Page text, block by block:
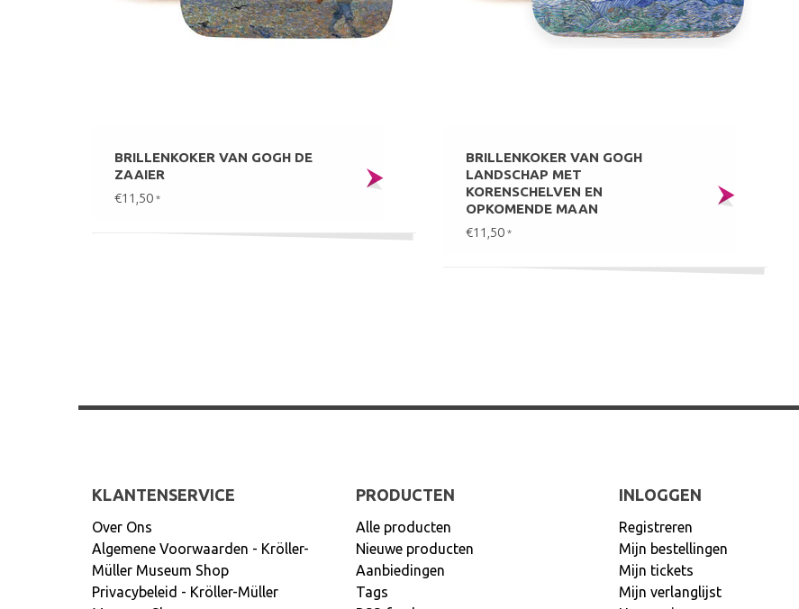
BRILLENKOKER VAN GOGH DE
ZAAIER
€11,50 *
BRILLENKOKER VAN GOGH
LANDSCHAP MET
KORENSCHELVEN EN
OPKOMENDE MAAN
€11,50 *
KLANTENSERVICE
Over Ons
Algemene Voorwaarden - Kröller-
Müller Museum Shop
Privacybeleid - Kröller-Müller
PRODUCTEN
Alle producten
Nieuwe producten
Aanbiedingen
Tags
INLOGGEN
Registreren
Mijn bestellingen
Mijn tickets
Mijn verlanglijst